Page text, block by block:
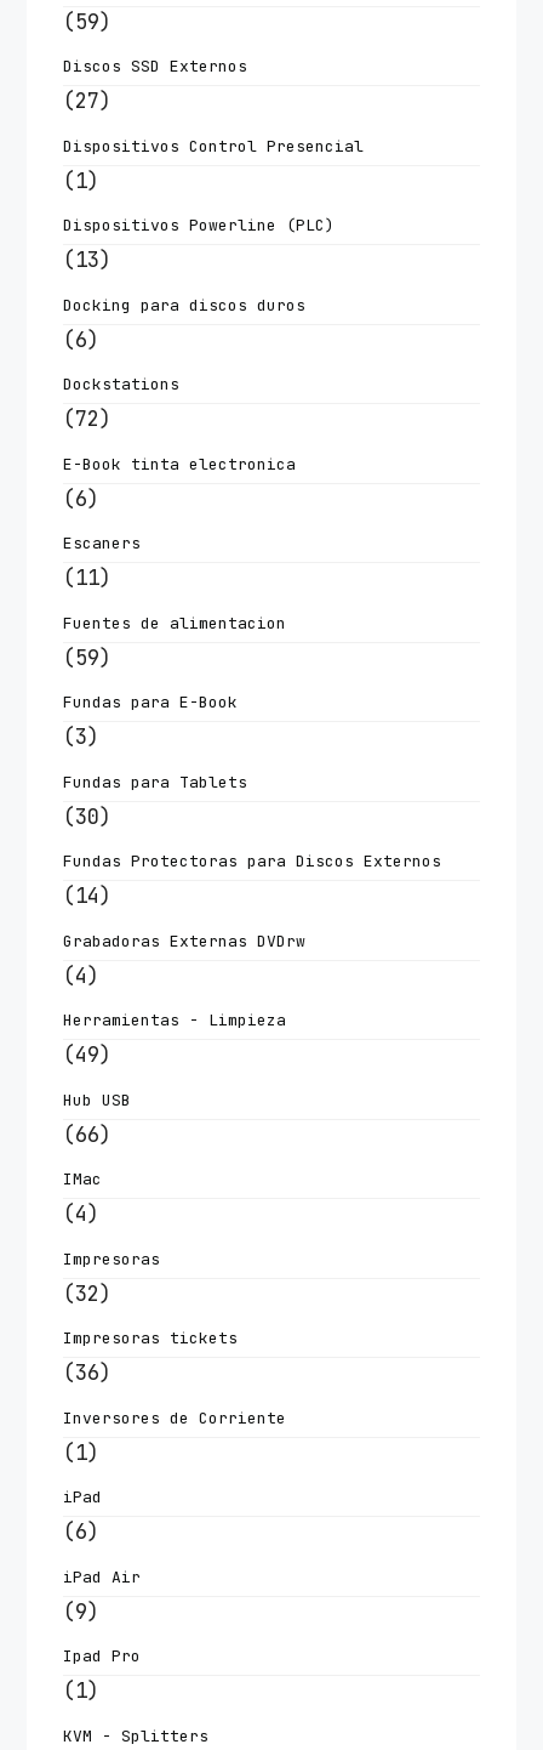
(59)
Discos SSD Externos
(27)
Dispositivos Control Presencial
(1)
Dispositivos Powerline (PLC)
(13)
Docking para discos duros
(6)
Dockstations
(72)
E-Book tinta electronica
(6)
Escaners
(11)
Fuentes de alimentacion
(59)
Fundas para E-Book
(3)
Fundas para Tablets
(30)
Fundas Protectoras para Discos Externos
(14)
Grabadoras Externas DVDrw
(4)
Herramientas - Limpieza
(49)
Hub USB
(66)
IMac
(4)
Impresoras
(32)
Impresoras tickets
(36)
Inversores de Corriente
(1)
iPad
(6)
iPad Air
(9)
Ipad Pro
(1)
KVM - Splitters